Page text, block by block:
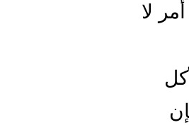
لا